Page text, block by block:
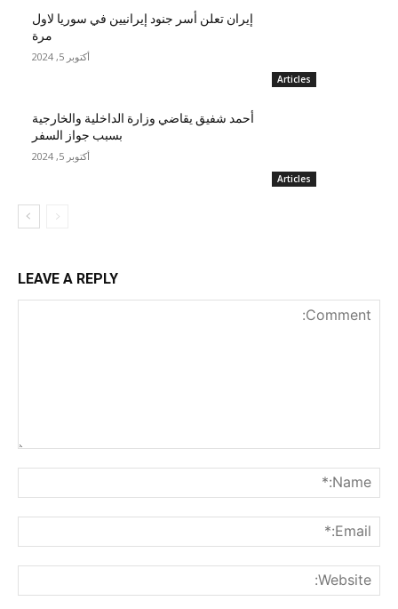
Articles
إيران تعلن أسر جنود إيرانيين في سوريا لاول
مرة
أكتوبر 5, 2024
Articles
أحمد شفيق يقاضي وزارة الداخلية والخارجية
بسبب جواز السفر
أكتوبر 5, 2024
LEAVE A REPLY